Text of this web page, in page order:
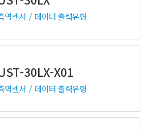
역센서 데이터 출력유형
30LX-X01
역센서 데이터 출력유형